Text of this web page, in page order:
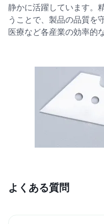
静かに活躍しています。
うことで、製品の品質を
医療など各産業の効率的
よくある質問